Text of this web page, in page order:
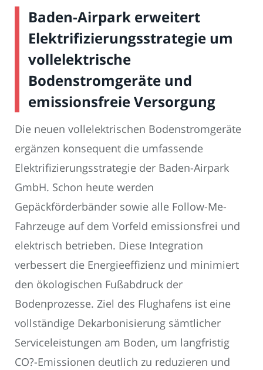
Baden-Airpark erweitert
Elektrifizierungsstrategie um
vollelektrische
Bodenstromgeräte und
emissionsfreie Versorgung
Die neuen vollelektrischen Bodenstromgeräte
ergänzen konsequent die umfassende
Elektrifizierungsstrategie der Baden-Airpark
GmbH. Schon heute werden
Gepäckförderbänder sowie alle Follow-Me-
Fahrzeuge auf dem Vorfeld emissionsfrei und
elektrisch betrieben. Diese Integration
verbessert die Energieeffizienz und minimiert
den ökologischen Fußabdruck der
Bodenprozesse. Ziel des Flughafens ist eine
vollständige Dekarbonisierung sämtlicher
Serviceleistungen am Boden, um langfristig
CO?-Emissionen deutlich zu reduzieren und